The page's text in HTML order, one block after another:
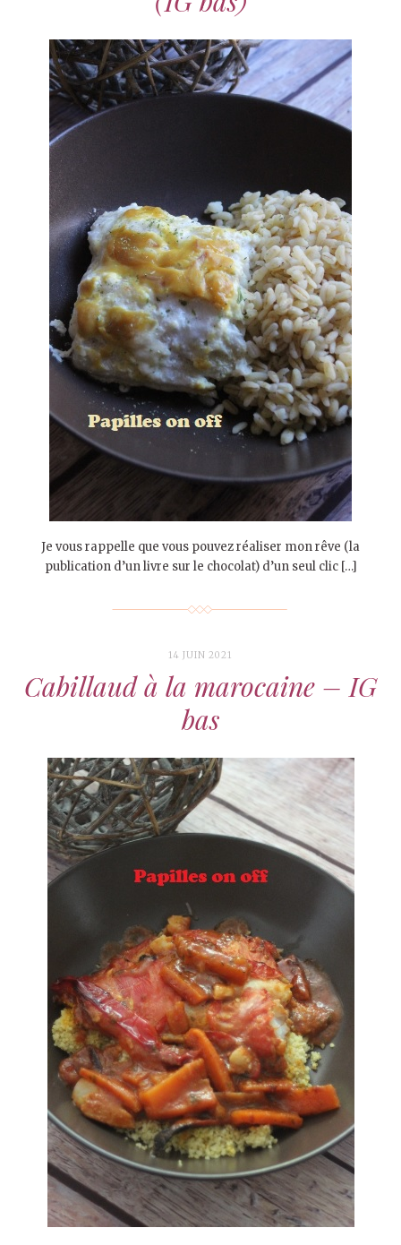
Je vous rappelle que vous pouvez réaliser mon rêve (la
publication d’un livre sur le chocolat) d’un seul clic […]
14 JUIN 2021
Cabillaud à la marocaine – IG
bas